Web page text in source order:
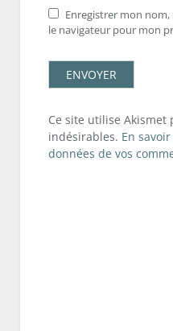
Enregistrer mon
le navigateur pour mon
Ce site utilise Akismet
indésirables. En
données de vos